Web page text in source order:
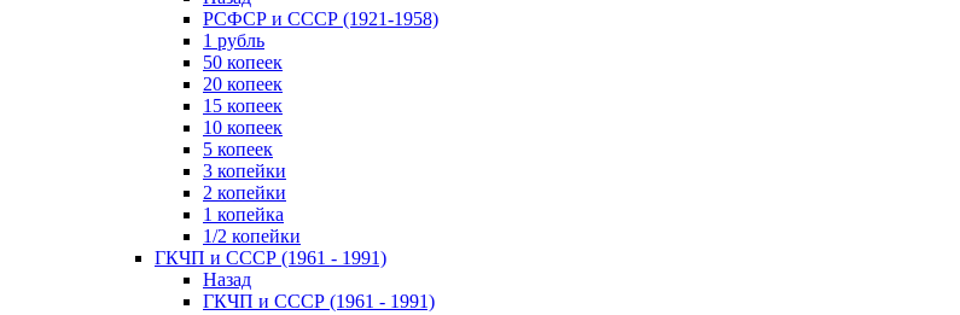
РСФСР и СССР (1921-1958)
1 рубль
50 копеек
20 копеек
15 копеек
10 копеек
5 копеек
3 копейки
2 копейки
1 копейка
1/2 копейки
ГКЧП и СССР (1961 - 1991)
Назад
ГКЧП и СССР (1961 - 1991)